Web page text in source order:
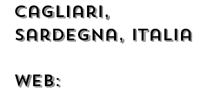
Cagliari,
sardegna, Italia
Web: